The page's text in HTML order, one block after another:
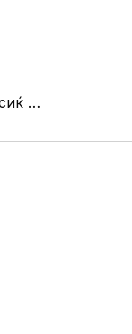
Градоначалникот Беличанец-Алексиќ донираше на Дневниот центар за деца од улица